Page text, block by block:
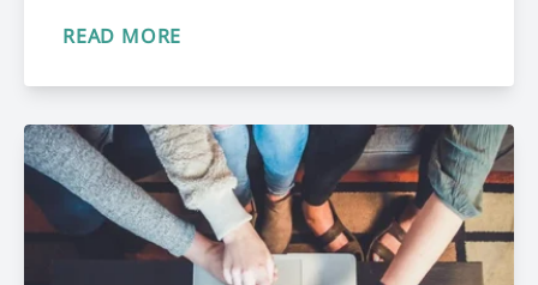
READ MORE